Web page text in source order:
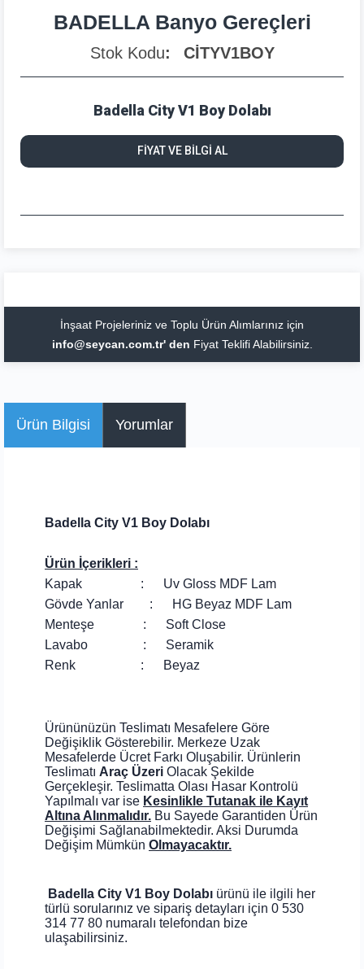
BADELLA Banyo Gereçleri
Stok Kodu CİTYV1BOY
Badella City V1 Boy Dolabı
FİYAT VE BİLGİ AL
İnşaat Projeleriniz ve Toplu Ürün Alımlarınız için
info@seycan.com.tr' den Fiyat Teklifi Alabilirsiniz.
Ürün Bilgisi Yorumlar
Badella City V1 Boy Dolabı
Ürün İçerikleri :
Kapak : Uv Gloss MDF Lam
Gövde Yanlar : HG Beyaz MDF Lam
Menteşe : Soft Close
Lavabo : Seramik
Renk : Beyaz
Ürününüzün Teslimatı Mesafelere Göre
Değişiklik Gösterebilir. Merkeze Uzak
Mesafelerde Ücret Farkı Oluşabilir. Ürünlerin
Teslimatı Araç Üzeri Olacak Şekilde
Gerçekleşir. Teslimatta Olası Hasar Kontrolü
Yapılmalı var ise Kesinlikle Tutanak ile Kayıt
Altına Alınmalıdır. Bu Sayede Garantiden Ürün
Değişimi Sağlanabilmektedir. Aksi Durumda
Değişim Mümkün Olmayacaktır.
Badella City V1 Boy Dolabı ürünü ile ilgili her
türlü sorularınız ve sipariş detayları için 0 530
314 77 80 numaralı telefondan bize
ulaşabilirsiniz.